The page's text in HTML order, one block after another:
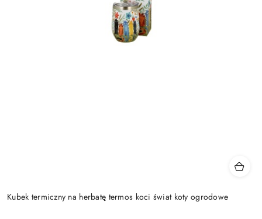
Kubek termiczny na herbatę termos koci świat koty ogrodowe